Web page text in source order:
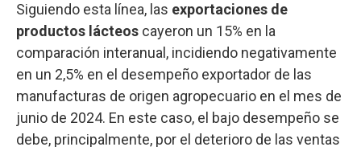
Siguiendo esta línea, las exportaciones de
productos lácteos cayeron un 15% en la
comparación interanual, incidiendo negativamente
en un 2,5% en el desempeño exportador de las
manufacturas de origen agropecuario en el mes de
junio de 2024. En este caso, el bajo desempeño se
debe, principalmente, por el deterioro de las ventas